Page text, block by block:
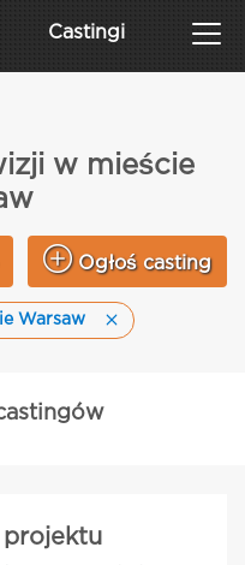
Castingi
w mieście
Ogłoś casting
Warsaw